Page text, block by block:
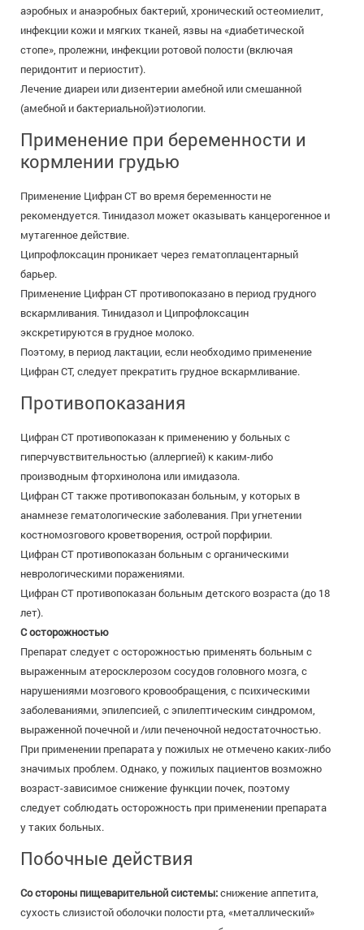
аэробных и анаэробных бактерий, хронический остеомиелит,
инфекции кожи и мягких тканей, язвы на «диабетической
стопе», пролежни, инфекции ротовой полости (включая
перидонтит и периостит).
Лечение диареи или дизентерии амебной или смешанной
(амебной и бактериальной)этиологии.
Применение при беременности и
кормлении грудью
Применение Цифран СТ во время беременности не
рекомендуется. Тинидазол может оказывать канцерогенное и
мутагенное действие.
Ципрофлоксацин проникает через гематоплацентарный
барьер.
Применение Цифран СТ противопоказано в период грудного
вскармливания. Тинидазол и Ципрофлоксацин
экскретируются в грудное молоко.
Поэтому, в период лактации, если необходимо применение
Цифран СТ, следует прекратить грудное вскармливание.
Противопоказания
Цифран СТ противопоказан к применению у больных с
гиперчувствительностью (аллергией) к каким-либо
производным фторхинолона или имидазола.
Цифран СТ также противопоказан больным, у которых в
анамнезе гематологические заболевания. При угнетении
костномозгового кроветворения, острой порфирии.
Цифран СТ противопоказан больным с органическими
неврологическими поражениями.
Цифран СТ противопоказан больным детского возраста (до 18
лет).
С осторожностью
Препарат следует с осторожностью применять больным с
выраженным атеросклерозом сосудов головного мозга, с
нарушениями мозгового кровообращения, с психическими
заболеваниями, эпилепсией, с эпилептическим синдромом,
выраженной почечной и /или печеночной недостаточностью.
При применении препарата у пожилых не отмечено каких-либо
значимых проблем. Однако, у пожилых пациентов возможно
возраст-зависимое снижение функции почек, поэтому
следует соблюдать осторожность при применении препарата
у таких больных.
Побочные действия
Со стороны пищеварительной системы:снижение аппетита,
сухость слизистой оболочки полости рта, «металлический»